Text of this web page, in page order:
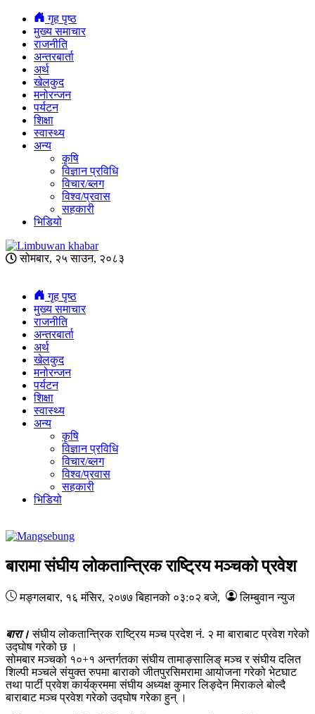
गृह पृष्ठ
मुख्य समाचार
राजनीति
अन्तरबार्ता
अर्थ
खेलकुद
मनोरन्जन
पर्यटन
शिक्षा
स्वास्थ्य
अन्य
कृषि
विज्ञान प्रविधि
विचार/ब्लग
विश्व/प्रवास
सहकारी
भिडियो
सोमबार, २५ साउन, २०८३
गृह पृष्ठ
मुख्य समाचार
राजनीति
अन्तरबार्ता
अर्थ
खेलकुद
मनोरन्जन
पर्यटन
शिक्षा
स्वास्थ्य
अन्य
कृषि
विज्ञान प्रविधि
विचार/ब्लग
विश्व/प्रवास
सहकारी
भिडियो
बारामा संघीय लोकतान्त्रिक राष्ट्रिय मञ्चको प्रवेश
मङ्गलबार, १६ मंसिर, २०७७बिहानको ०३:०२ बजे, लिम्बुवान न्युज
बारा। संघीय लोकतान्त्रिक राष्ट्रिय मञ्च प्रदेश नं. २ मा बाराबाट प्रवेश गरेको
उद्घोष गरेको छ ।
सोमबार मञ्चको १०+१ अन्तर्गतका संघीय तामाङ्सालिङ् मञ्च र संघीय दलित
शिल्पी मञ्चले संयुक्त रुपमा बाराको जीतपुरसिमरामा आयोजना गरेको भेटघाट
तथा पार्टी प्रवेश कार्यक्रममा संघीय अध्यक्ष कुमार लिङ्देन मिराकले बोल्दै
बाराबाट मञ्च प्रवेश गरेको उद्घोष गरेका हुन् ।